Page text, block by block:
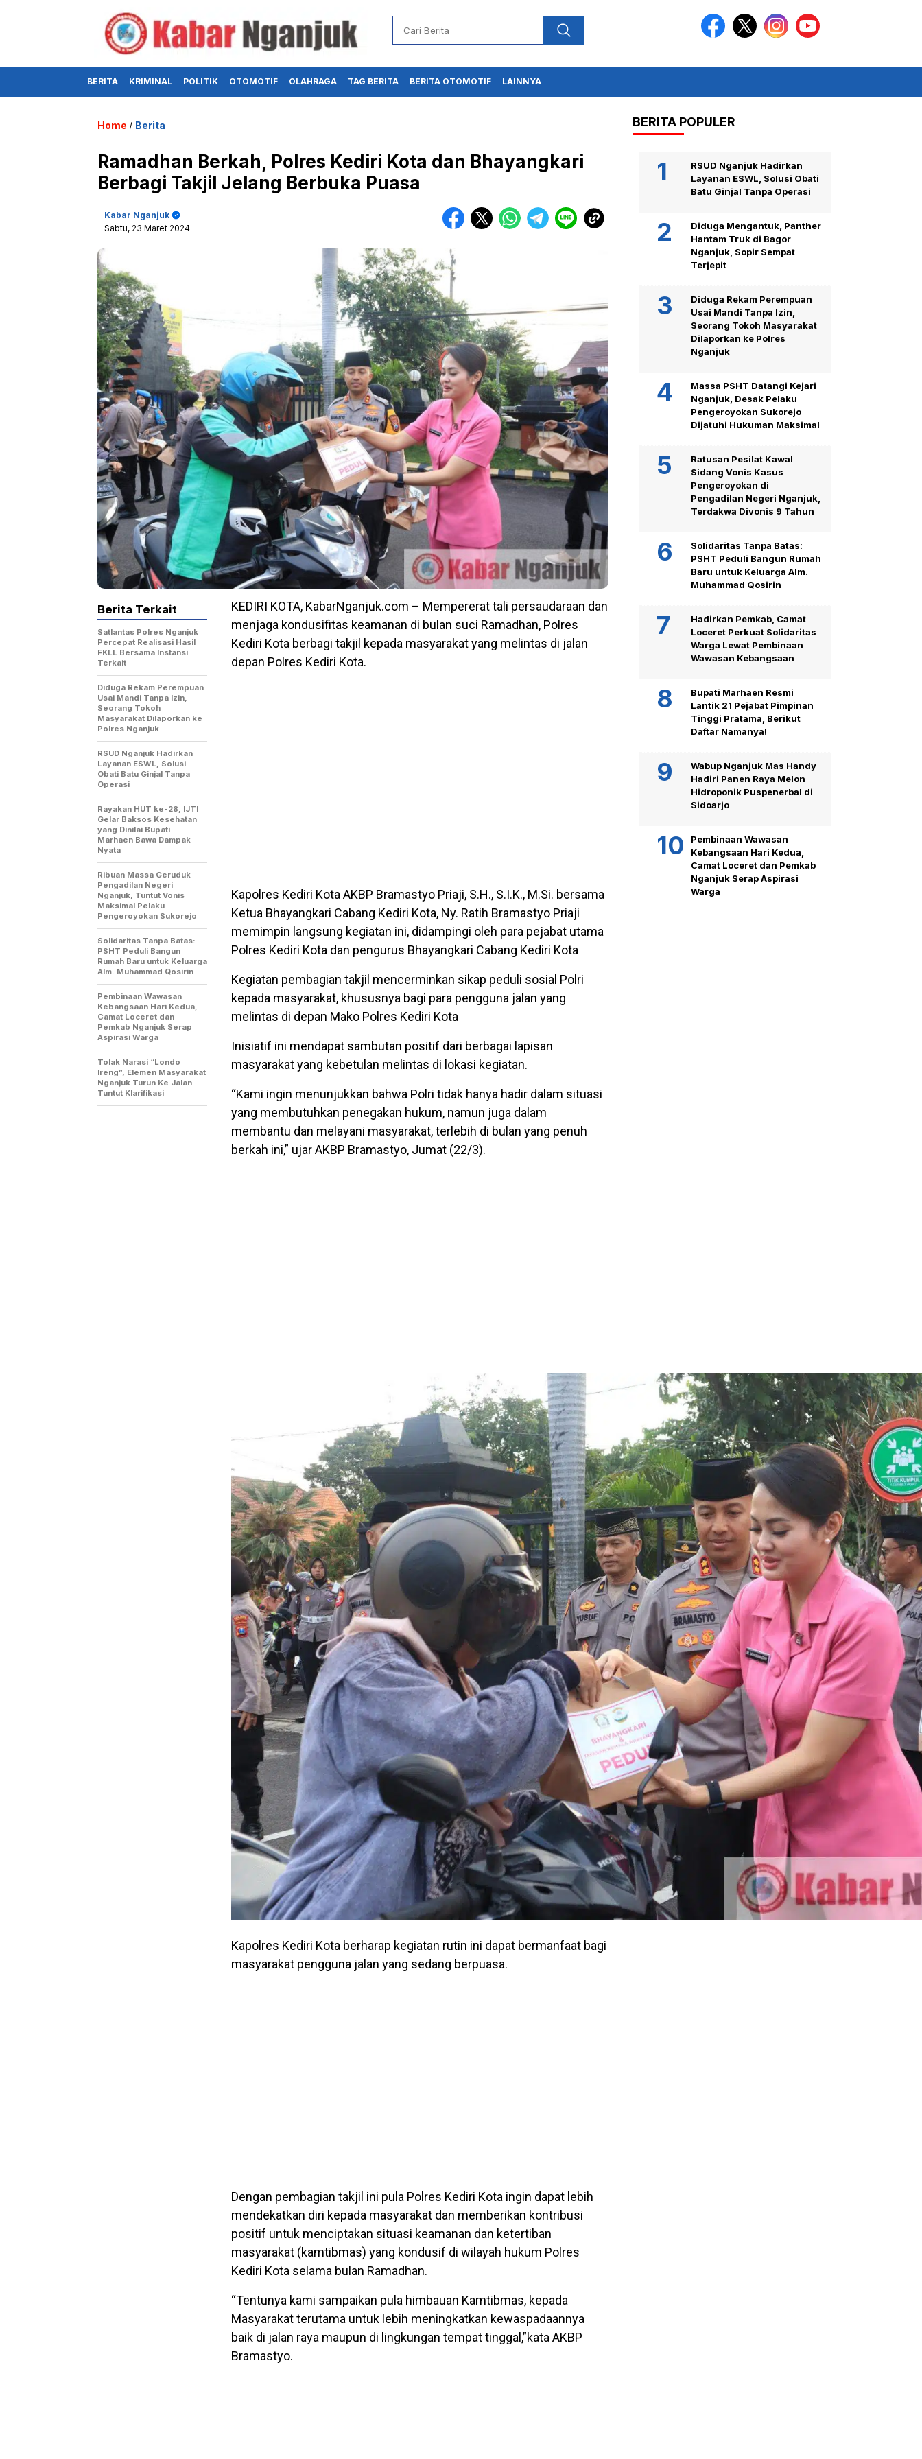
BERITA KRIMINAL POLITIK OTOMOTIF OLAHRAGA TAG BERITA BERITA OTOMOTIF LAINNYA
Home / Berita
Ramadhan Berkah, Polres Kediri Kota dan Bhayangkari
Berbagi Takjil Jelang Berbuka Puasa
Kabar Nganjuk
Sabtu, 23 Maret 2024
KEDIRI KOTA, KabarNganjuk.com – Mempererat tali persaudaraan dan
menjaga kondusifitas keamanan di bulan suci Ramadhan, Polres
Kediri Kota berbagi takjil kepada masyarakat yang melintas di jalan
depan Polres Kediri Kota.
Kapolres Kediri Kota AKBP Bramastyo Priaji, S.H., S.I.K., M.Si. bersama
Ketua Bhayangkari Cabang Kediri Kota, Ny. Ratih Bramastyo Priaji
memimpin langsung kegiatan ini, didampingi oleh para pejabat utama
Polres Kediri Kota dan pengurus Bhayangkari Cabang Kediri Kota
Kegiatan pembagian takjil mencerminkan sikap peduli sosial Polri
kepada masyarakat, khususnya bagi para pengguna jalan yang
melintas di depan Mako Polres Kediri Kota
Inisiatif ini mendapat sambutan positif dari berbagai lapisan
masyarakat yang kebetulan melintas di lokasi kegiatan.
“Kami ingin menunjukkan bahwa Polri tidak hanya hadir dalam situasi
yang membutuhkan penegakan hukum, namun juga dalam
membantu dan melayani masyarakat, terlebih di bulan yang penuh
berkah ini,” ujar AKBP Bramastyo, Jumat (22/3).
Kapolres Kediri Kota berharap kegiatan rutin ini dapat bermanfaat bagi
masyarakat pengguna jalan yang sedang berpuasa.
Dengan pembagian takjil ini pula Polres Kediri Kota ingin dapat lebih
mendekatkan diri kepada masyarakat dan memberikan kontribusi
positif untuk menciptakan situasi keamanan dan ketertiban
masyarakat (kamtibmas) yang kondusif di wilayah hukum Polres
Kediri Kota selama bulan Ramadhan.
“Tentunya kami sampaikan pula himbauan Kamtibmas, kepada
Masyarakat terutama untuk lebih meningkatkan kewaspadaannya
baik di jalan raya maupun di lingkungan tempat tinggal,”kata AKBP
Bramastyo.
Berita Terkait
Satlantas Polres Nganjuk
Percepat Realisasi Hasil
FKLL Bersama Instansi
Terkait
Diduga Rekam Perempuan
Usai Mandi Tanpa Izin,
Seorang Tokoh
Masyarakat Dilaporkan ke
Polres Nganjuk
RSUD Nganjuk Hadirkan
Layanan ESWL, Solusi
Obati Batu Ginjal Tanpa
Operasi
Rayakan HUT ke-28, IJTI
Gelar Baksos Kesehatan
yang Dinilai Bupati
Marhaen Bawa Dampak
Nyata
Ribuan Massa Geruduk
Pengadilan Negeri
Nganjuk, Tuntut Vonis
Maksimal Pelaku
Pengeroyokan Sukorejo
Solidaritas Tanpa Batas:
PSHT Peduli Bangun
Rumah Baru untuk Keluarga
Alm. Muhammad Qosirin
Pembinaan Wawasan
Kebangsaan Hari Kedua,
Camat Loceret dan
Pemkab Nganjuk Serap
Aspirasi Warga
Tolak Narasi “Londo
Ireng”, Elemen Masyarakat
Nganjuk Turun Ke Jalan
Tuntut Klarifikasi
BERITA POPULER
RSUD Nganjuk Hadirkan
Layanan ESWL, Solusi Obati
Batu Ginjal Tanpa Operasi
Diduga Mengantuk, Panther
Hantam Truk di Bagor
Nganjuk, Sopir Sempat
Terjepit
Diduga Rekam Perempuan
Usai Mandi Tanpa Izin,
Seorang Tokoh Masyarakat
Dilaporkan ke Polres
Nganjuk
Massa PSHT Datangi Kejari
Nganjuk, Desak Pelaku
Pengeroyokan Sukorejo
Dijatuhi Hukuman Maksimal
Ratusan Pesilat Kawal
Sidang Vonis Kasus
Pengeroyokan di
Pengadilan Negeri Nganjuk,
Terdakwa Divonis 9 Tahun
Solidaritas Tanpa Batas:
PSHT Peduli Bangun Rumah
Baru untuk Keluarga Alm.
Muhammad Qosirin
Hadirkan Pemkab, Camat
Loceret Perkuat Solidaritas
Warga Lewat Pembinaan
Wawasan Kebangsaan
Bupati Marhaen Resmi
Lantik 21 Pejabat Pimpinan
Tinggi Pratama, Berikut
Daftar Namanya!
Wabup Nganjuk Mas Handy
Hadiri Panen Raya Melon
Hidroponik Puspenerbal di
Sidoarjo
Pembinaan Wawasan
Kebangsaan Hari Kedua,
Camat Loceret dan Pemkab
Nganjuk Serap Aspirasi
Warga